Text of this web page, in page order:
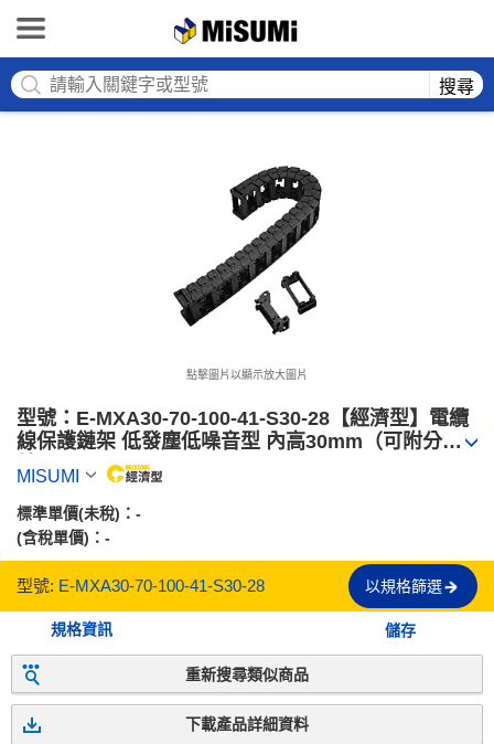
搜尋
點擊圖片以顯示放大圖片
型號：E-MXA30-70-100-41-S30-28【經濟型】電纜
線保護鏈架 低發塵低噪音型 內高30mm（可附分隔
片）
MISUMI
標準單價(未稅)： -
(含稅單價)： -
型號: E-MXA30-70-100-41-S30-28 以規格篩選
規格資訊 儲存
重新搜尋類似商品
下載產品詳細資料